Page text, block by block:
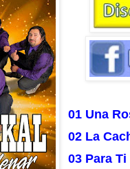
01 Una
02 La
03 Para